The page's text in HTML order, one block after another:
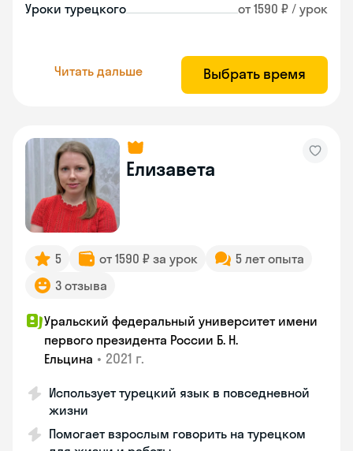
Уроки турецкого от 1590 ₽ / урок
Читать дальше Выбрать время
Елизавета
5 от 1590 ₽ за урок
5 лет опыта
3 отзыва
Уральский федеральный университет имени
первого президента России Б. Н.
Ельцина • 2021 г.
Использует турецкий язык в повседневной
жизни
Помогает взрослым говорить на турецком